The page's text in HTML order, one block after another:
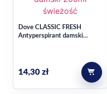
Dove CLASSIC FRESH
Antyperspirant damski
14,30 zł